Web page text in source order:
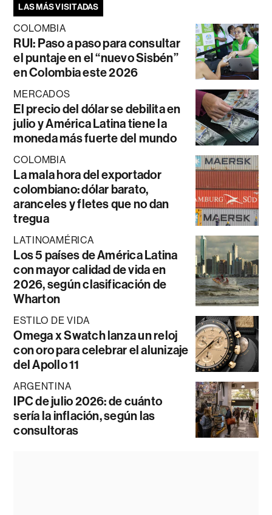
LAS MÁS VISITADAS
COLOMBIA
RUI: Paso a paso para consultar
el puntaje en el “nuevo Sisbén”
en Colombia este 2026
MERCADOS
El precio del dólar se debilita en
julio y América Latina tiene la
moneda más fuerte del mundo
COLOMBIA
La mala hora del exportador
colombiano: dólar barato,
aranceles y fletes que no dan
tregua
LATINOAMÉRICA
Los 5 países de América Latina
con mayor calidad de vida en
2026, según clasificación de
Wharton
ESTILO DE VIDA
Omega x Swatch lanza un reloj
con oro para celebrar el alunizaje
del Apollo 11
ARGENTINA
IPC de julio 2026: de cuánto
sería la inflación, según las
consultoras